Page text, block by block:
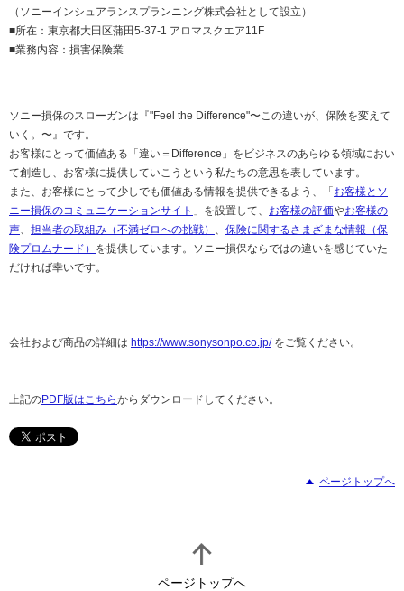
（ソニーインシュアランスプランニング株式会社として設立）
■所在：東京都大田区蒲田5-37-1 アロマスクエア11F
■業務内容：損害保険業
ソニー損保のスローガンは『"Feel the Difference"〜この違いが、保険を変えて
いく。〜』です。
お客様にとって価値ある「違い＝Difference」をビジネスのあらゆる領域におい
て創造し、お客様に提供していこうという私たちの意思を表しています。
また、お客様にとって少しでも価値ある情報を提供できるよう、「お客様とソ
ニー損保のコミュニケーションサイト 」を設置して、 お客様の評価やお客様の
声
担当者の取組み（不満ゼロへの挑戦）
保険に関するさまざまな情報（保
険プロムナード） を提供しています。ソニー損保ならではの違いを感じていた
だければ幸いです。
会社および商品の詳細は https://www.sonysonpo.co.jp/をご覧ください。
上記のPDF版はこちらからダウンロードしてください。
ページトップへ
ページトップへ